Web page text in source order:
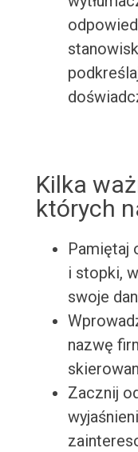
Kilka
których
Pamiętaj
i stopki,
swoje
nazwę
Zacznij